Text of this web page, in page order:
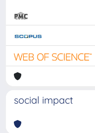
social impact